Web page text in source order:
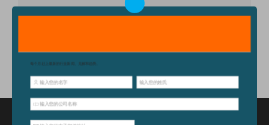
技术规格
特点和优点